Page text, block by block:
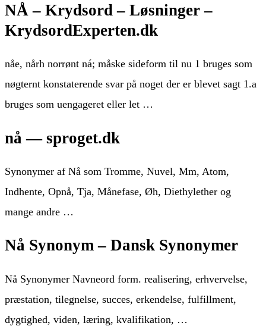
NÅ – Krydsord – Løsninger –
KrydsordExperten.dk
nåe, nårh norrønt ná; måske sideform til nu 1 bruges som
nøgternt konstaterende svar på noget der er blevet sagt 1.a
bruges som uengageret eller let …
nå — sproget.dk
Synonymer af Nå som Tromme, Nuvel, Mm, Atom,
Indhente, Opnå, Tja, Månefase, Øh, Diethylether og
mange andre …
Nå Synonym – Dansk Synonymer
Nå Synonymer Navneord form. realisering, erhvervelse,
præstation, tilegnelse, succes, erkendelse, fulfillment,
dygtighed, viden, læring, kvalifikation, …